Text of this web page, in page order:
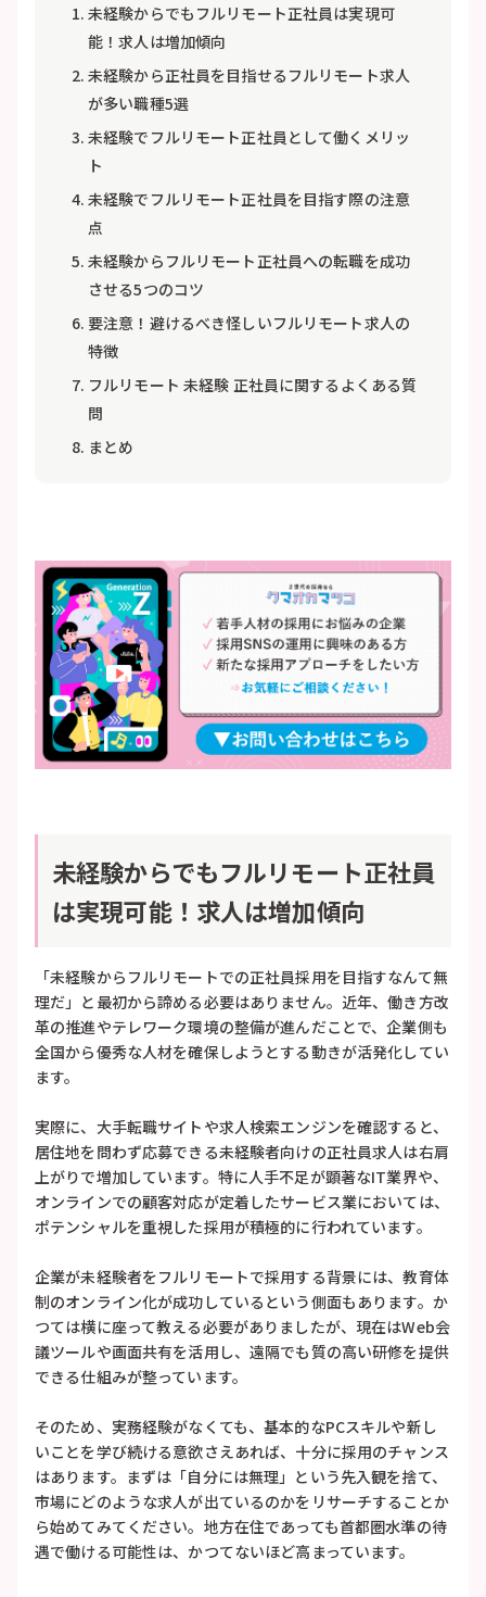
未経験からでもフルリモート正社員は実現可
能！求人は増加傾向
未経験から正社員を目指せるフルリモート求人
が多い職種5選
未経験でフルリモート正社員として働くメリッ
ト
未経験でフルリモート正社員を目指す際の注意
点
未経験からフルリモート正社員への転職を成功
させる5つのコツ
要注意！避けるべき怪しいフルリモート求人の
特徴
フルリモート 未経験 正社員に関するよくある質
問
まとめ
未経験からでもフルリモート正社員
は実現可能！求人は増加傾向
「未経験からフルリモートでの正社員採用を目指すなんて無
理だ」と最初から諦める必要はありません。近年、働き方改
革の推進やテレワーク環境の整備が進んだことで、企業側も
全国から優秀な人材を確保しようとする動きが活発化してい
ます。
実際に、大手転職サイトや求人検索エンジンを確認すると、
居住地を問わず応募できる未経験者向けの正社員求人は右肩
上がりで増加しています。特に人手不足が顕著なIT業界や、
オンラインでの顧客対応が定着したサービス業においては、
ポテンシャルを重視した採用が積極的に行われています。
企業が未経験者をフルリモートで採用する背景には、教育体
制のオンライン化が成功しているという側面もあります。か
つては横に座って教える必要がありましたが、現在はWeb会
議ツールや画面共有を活用し、遠隔でも質の高い研修を提供
できる仕組みが整っています。
そのため、実務経験がなくても、基本的なPCスキルや新し
いことを学び続ける意欲さえあれば、十分に採用のチャンス
はあります。まずは「自分には無理」という先入観を捨て、
市場にどのような求人が出ているのかをリサーチすることか
ら始めてみてください。地方在住であっても首都圏水準の待
遇で働ける可能性は、かつてないほど高まっています。